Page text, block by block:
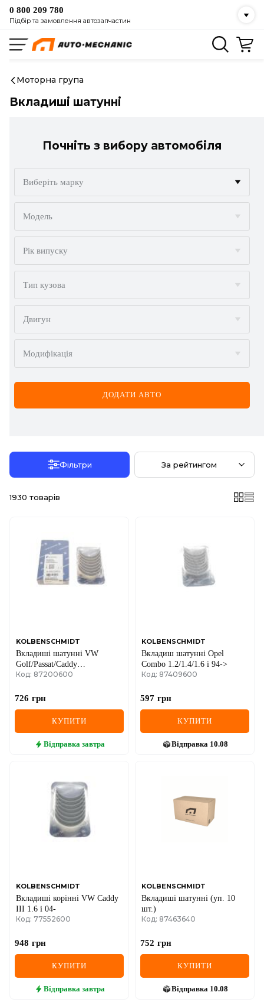
0 800 209 780
Підбір та замовлення автозапчастин
Моторна група
Вкладиші шатунні
Почніть з вибору автомобіля
Виберіть марку
ALFA ROMEO
BMW
BYD
CADILLAC
CHERY
CHEVROLET
CHRYSLER
FIAT
FORD
GMC
GREAT WALL
HAVAL
JAGUAR
LANCIA
LEXUS
LINCOLN
Модель
Рік випуску
Тип кузова
Двигун
Модифікація
ДОДАТИ АВТО
Фільтри За рейтингом
1930 товарів
KOLBENSCHMIDT
Вкладиші шатунні VW
Golf/Passat/Caddy
1.6i/1.8i/2.0i (STD)
Код: 87200600
726 грн
КУПИТИ
Відправка завтра
KOLBENSCHMIDT
Вкладиш шатунні Opel
Combo 1.2/1.4/1.6 i 94->
Код: 87409600
597 грн
КУПИТИ
Відправка 10.08
KOLBENSCHMIDT
Вкладиші корінні VW Caddy
III 1.6 i 04-
Код: 77552600
948 грн
КУПИТИ
Відправка завтра
KOLBENSCHMIDT
Вкладиші шатунні (уп. 10
шт.)
Код: 87463640
752 грн
КУПИТИ
Відправка 10.08